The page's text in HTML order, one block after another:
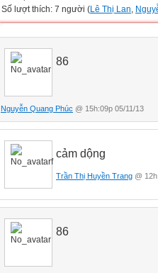
Số lượt thích: 7 người (Lê Thị Lan
86
Nguyễn Quang Phúc @ 15h:09p 05/11/13
cảm dộng
Trần Thị Huyền Trang @
86